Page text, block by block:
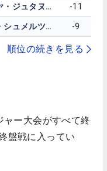
アリヤ・ジュタヌガーン -11
サラ・シュメルツェル -9
順位の続きを見る
ー大会がすべて終
盤戦に入ってい